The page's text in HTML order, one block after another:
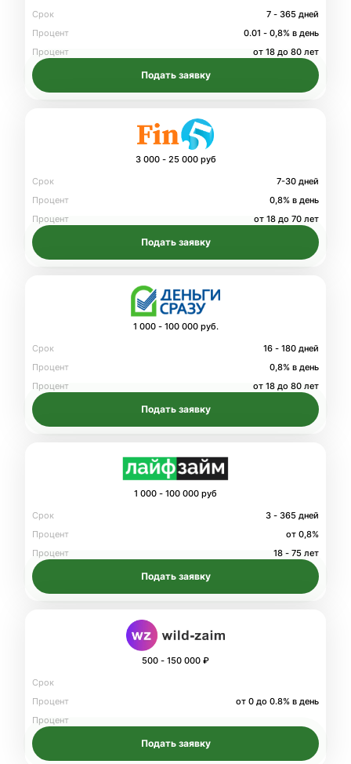
Срок
7 - 365 дней
Процент
0.01 - 0,8% в день
Процент
от 18 до 80 лет
Подать заявку
3 000 - 25 000 руб
Срок
7-30 дней
Процент
0,8% в день
Процент
от 18 до 70 лет
Подать заявку
1 000 - 100 000 руб.
Срок
16 - 180 дней
Процент
0,8% в день
Процент
от 18 до 80 лет
Подать заявку
1 000 - 100 000 руб
Срок
3 - 365 дней
Процент
от 0,8%
Процент
18 - 75 лет
Подать заявку
500 - 150 000 ₽
Срок
Процент
от 0 до 0.8% в день
Процент
Подать заявку